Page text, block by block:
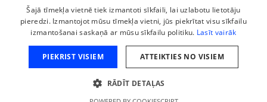
Telefons
+37127022994
+37124227787
Rīga, Grenču iela 5(1. vārti), Rīga
Šajā tīmekļa vietnē tiek izmantoti sīkfaili, lai uzlabotu lietotāju
pieredzi. Izmantojot mūsu tīmekļa vietni, jūs piekrītat visu sīkfailu
izmantošanai saskaņā ar mūsu sīkfailu politiku. Lasīt vairāk
PIEKRIST VISIEM ATTEIKTIES NO VISIEM
RĀDĪT DETAĻAS